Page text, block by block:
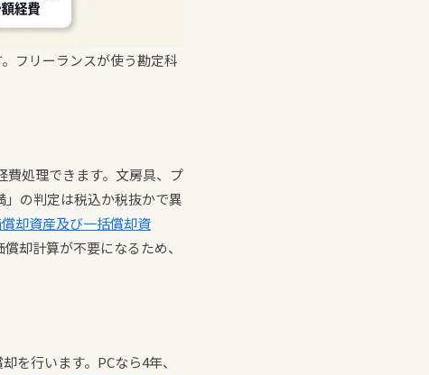
フリーランスが使う勘定科
費処理できます。文房具、プ
」の判定は税込か税抜かで異
却資産及び一括償却資
却計算が不要になるため、
を行います。PCなら4年、